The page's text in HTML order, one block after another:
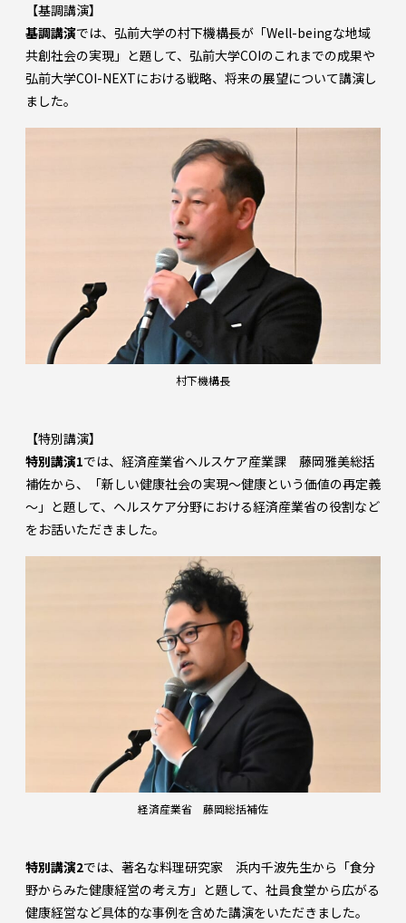
【基調講演】
基調講演では、弘前大学の村下機構長が「Well-beingな地域
共創社会の実現」と題して、弘前大学COIのこれまでの成果や
弘前大学COI-NEXTにおける戦略、将来の展望について講演し
ました。
村下機構長
【特別講演】
特別講演1では、経済産業省ヘルスケア産業課 藤岡雅美総括
補佐から、「新しい健康社会の実現～健康という価値の再定義
～」と題して、ヘルスケア分野における経済産業省の役割など
をお話いただきました。
経済産業省 藤岡総括補佐
特別講演2では、著名な料理研究家 浜内千波先生から「食分
野からみた健康経営の考え方」と題して、社員食堂から広がる
健康経営など具体的な事例を含めた講演をいただきました。